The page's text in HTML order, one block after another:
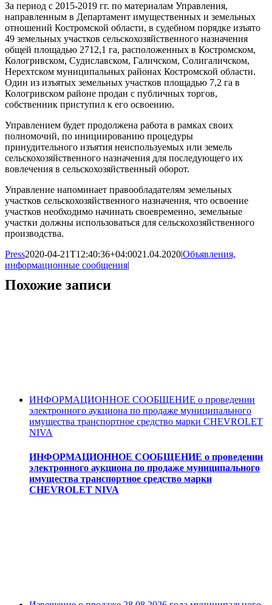
За период с 2015-2019 гг. по материалам Управления,
направленным в Департамент имущественных и земельных
отношений Костромской области, в судебном порядке изъято
49 земельных участков сельскохозяйственного назначения
общей площадью 2712,1 га, расположенных в Костромском,
Кологривском, Судиславском, Галичском, Солигаличском,
Нерехтском муниципальных районах Костромской области.
Один из изъятых земельных участков площадью 7,2 га в
Кологривском районе продан с публичных торгов,
собственник приступил к его освоению.
Управлением будет продолжена работа в рамках своих
полномочий, по инициированию процедуры
принудительного изъятия неиспользуемых или земель
сельскохозяйственного назначения для последующего их
вовлечения в сельскохозяйственный оборот.
Управление напоминает правообладателям земельных
участков сельскохозяйственного назначения, что освоение
участков необходимо начинать своевременно, земельные
участки должны использоваться для сельскохозяйственного
производства.
Press2020-04-21T12:40:36+04:0021.04.2020|Объявления,
информационные сообщения|
Похожие записи
ИНФОРМАЦИОННОЕ СООБЩЕНИЕ о проведении
электронного аукциона по продаже муниципального
имущества транспортное средство марки CHEVROLET
NIVA
ИНФОРМАЦИОННОЕ СООБЩЕНИЕ о проведении
электронного аукциона по продаже муниципального
имущества транспортное средство марки
CHEVROLET NIVA